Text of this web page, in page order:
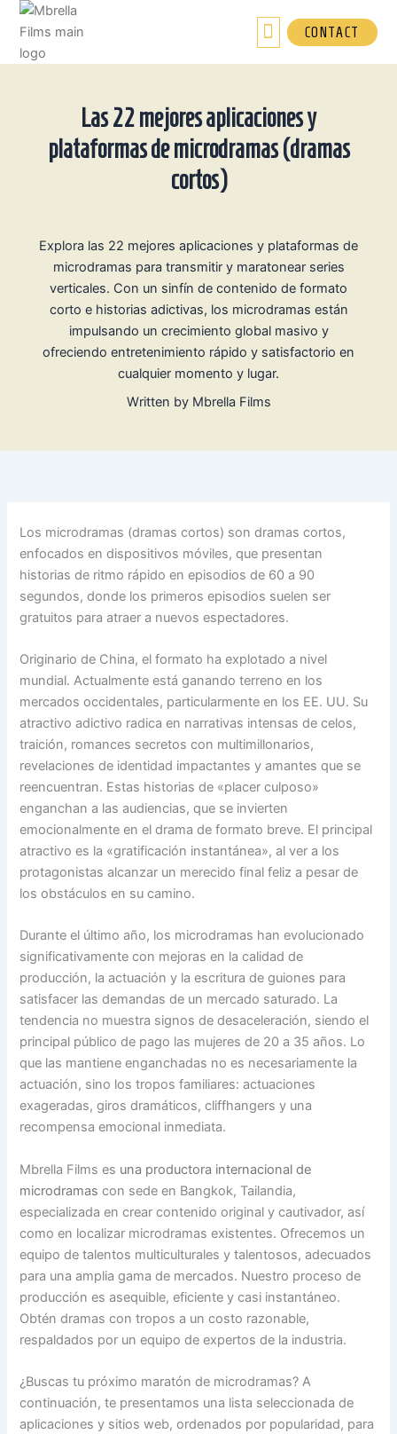
contenido
CONTACT
Las 22 mejores aplicaciones y
plataformas de microdramas (dramas
cortos)
Explora las 22 mejores aplicaciones y plataformas de
microdramas para transmitir y maratonear series
verticales. Con un sinfín de contenido de formato
corto e historias adictivas, los microdramas están
impulsando un crecimiento global masivo y
ofreciendo entretenimiento rápido y satisfactorio en
cualquier momento y lugar.
Written by Mbrella Films
Los microdramas (dramas cortos) son dramas cortos,
enfocados en dispositivos móviles, que presentan
historias de ritmo rápido en episodios de 60 a 90
segundos, donde los primeros episodios suelen ser
gratuitos para atraer a nuevos espectadores.
Originario de China, el formato ha explotado a nivel
mundial. Actualmente está ganando terreno en los
mercados occidentales, particularmente en los EE. UU. Su
atractivo adictivo radica en narrativas intensas de celos,
traición, romances secretos con multimillonarios,
revelaciones de identidad impactantes y amantes que se
reencuentran. Estas historias de «placer culposo»
enganchan a las audiencias, que se invierten
emocionalmente en el drama de formato breve. El principal
atractivo es la «gratificación instantánea», al ver a los
protagonistas alcanzar un merecido final feliz a pesar de
los obstáculos en su camino.
Durante el último año, los microdramas han evolucionado
significativamente con mejoras en la calidad de
producción, la actuación y la escritura de guiones para
satisfacer las demandas de un mercado saturado. La
tendencia no muestra signos de desaceleración, siendo el
principal público de pago las mujeres de 20 a 35 años. Lo
que las mantiene enganchadas no es necesariamente la
actuación, sino los tropos familiares: actuaciones
exageradas, giros dramáticos, cliffhangers y una
recompensa emocional inmediata.
Mbrella Films es una productora internacional de
microdramas con sede en Bangkok, Tailandia,
especializada en crear contenido original y cautivador, así
como en localizar microdramas existentes. Ofrecemos un
equipo de talentos multiculturales y talentosos, adecuados
para una amplia gama de mercados. Nuestro proceso de
producción es asequible, eficiente y casi instantáneo.
Obtén dramas con tropos a un costo razonable,
respaldados por un equipo de expertos de la industria.
¿Buscas tu próximo maratón de microdramas? A
continuación, te presentamos una lista seleccionada de
aplicaciones y sitios web, ordenados por popularidad, para